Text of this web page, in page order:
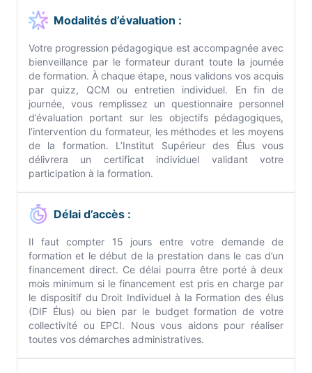
Modalités d’évaluation :
Votre progression pédagogique est accompagnée avec
bienveillance par le formateur durant toute la journée
de formation. À chaque étape, nous validons vos acquis
par quizz, QCM ou entretien individuel. En fin de
journée, vous remplissez un questionnaire personnel
d’évaluation portant sur les objectifs pédagogiques,
l’intervention du formateur, les méthodes et les moyens
de la formation. L’Institut Supérieur des Élus vous
délivrera un certificat individuel validant votre
participation à la formation.
Délai d’accès :
Il faut compter 15 jours entre votre demande de
formation et le début de la prestation dans le cas d’un
financement direct. Ce délai pourra être porté à deux
mois minimum si le financement est pris en charge par
le dispositif du Droit Individuel à la Formation des élus
(DIF Élus) ou bien par le budget formation de votre
collectivité ou EPCI. Nous vous aidons pour réaliser
toutes vos démarches administratives.